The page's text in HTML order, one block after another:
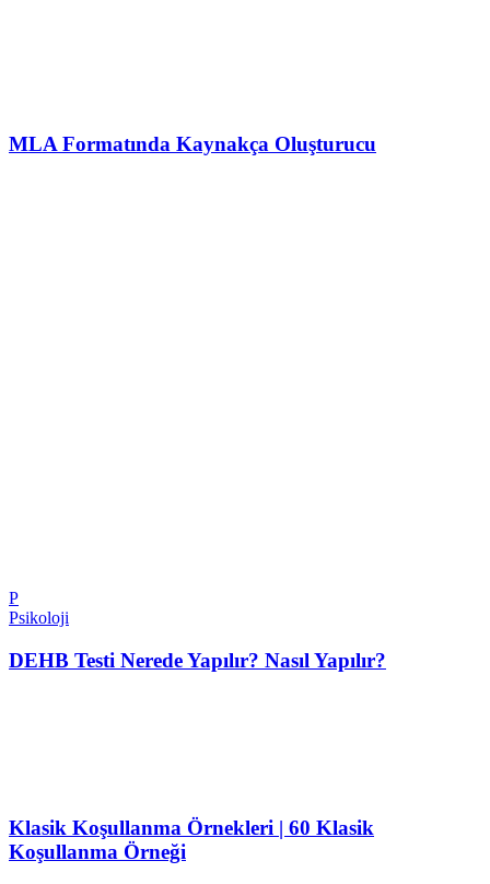
MLA Formatında Kaynakça Oluşturucu
P
Psikoloji
DEHB Testi Nerede Yapılır? Nasıl Yapılır?
Klasik Koşullanma Örnekleri | 60 Klasik
Koşullanma Örneği